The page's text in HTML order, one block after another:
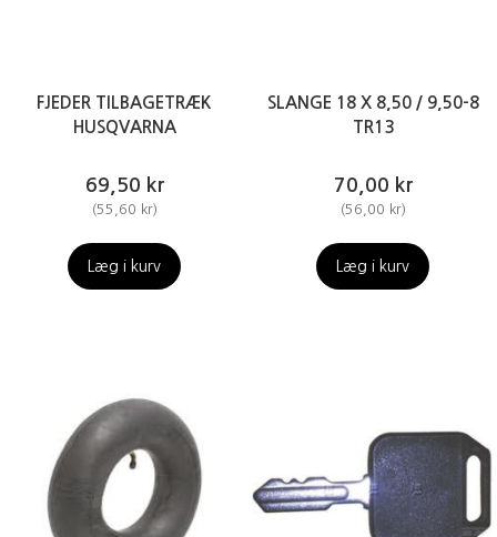
FJEDER TILBAGETRÆK
HUSQVARNA
69,50 kr
(55,60 kr)
Læg i kurv
SLANGE 18 X 8,50 / 9,50-8
TR13
70,00 kr
(56,00 kr)
Læg i kurv